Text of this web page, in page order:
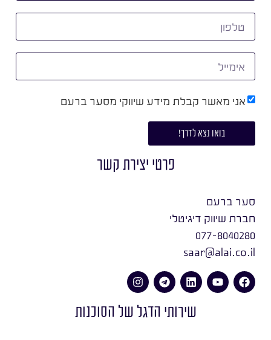
אני מאשר קבלת מידע שיווקי מסער ברעם
בואו נצא לדרך!
פרטי יצירת קשר
סער ברעם
חברת שיווק דיגיטלי
077-8040280
saar@alai.co.il
שירותי הדגל של הסוכנות